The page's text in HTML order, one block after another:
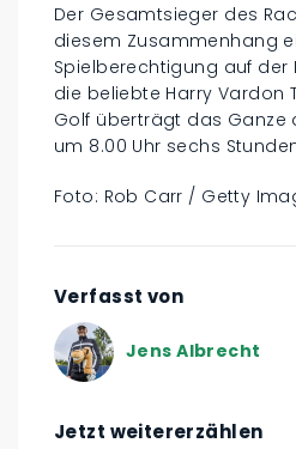
Der Gesamtsieger des
diesem Zusammenhang
Spielberechtigung auf der
die beliebte Harry Vardon
Golf überträgt das Ganze
um 8.00 Uhr sechs
Foto: Rob Carr / Getty
Verfasst von
Jens Albrecht
Jetzt weitererzählen